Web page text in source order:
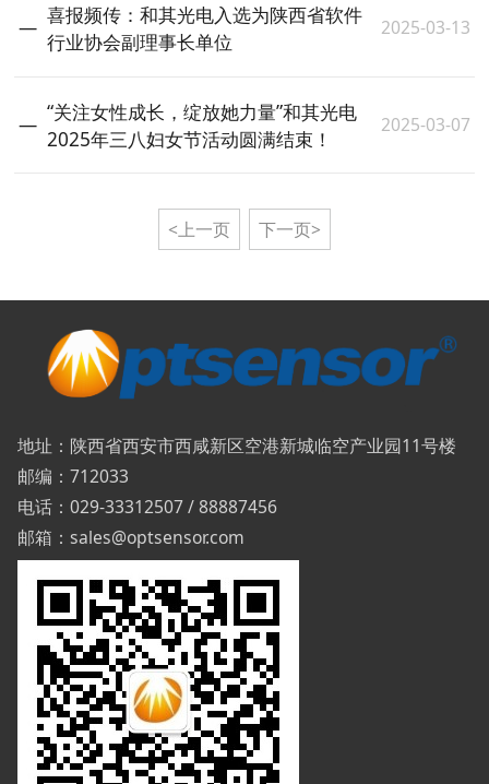
喜报频传：和其光电入选为陕西省软件
行业协会副理事长单位
2025-03-13
“关注女性成长，绽放她力量”和其光电
2025年三八妇女节活动圆满结束！
2025-03-07
<上一页 下一页>
地址：陕西省西安市西咸新区空港新城临空产业园11号楼
邮编：712033
电话：029-33312507 / 88887456
邮箱：sales@optsensor.com